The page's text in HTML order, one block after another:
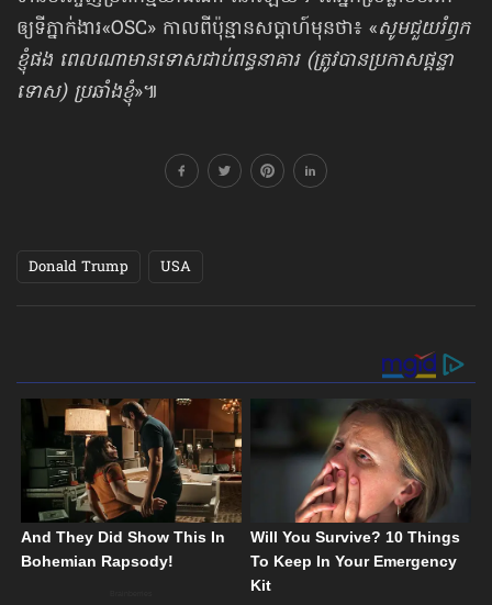
ឲ្យទីភ្នាក់ងារ«OSC» កាលពីប៉ុន្មានសប្ដាហ៍មុនថា៖ «សូមជួយរំឭក
ខ្ញុំផង ពេលណាមានទោសជាប់ពន្ធនាគារ (ត្រូវបានប្រកាសផ្ដន្ទា
ទោស) ប្រឆាំងខ្ញុំ»៕
Donald Trump USA